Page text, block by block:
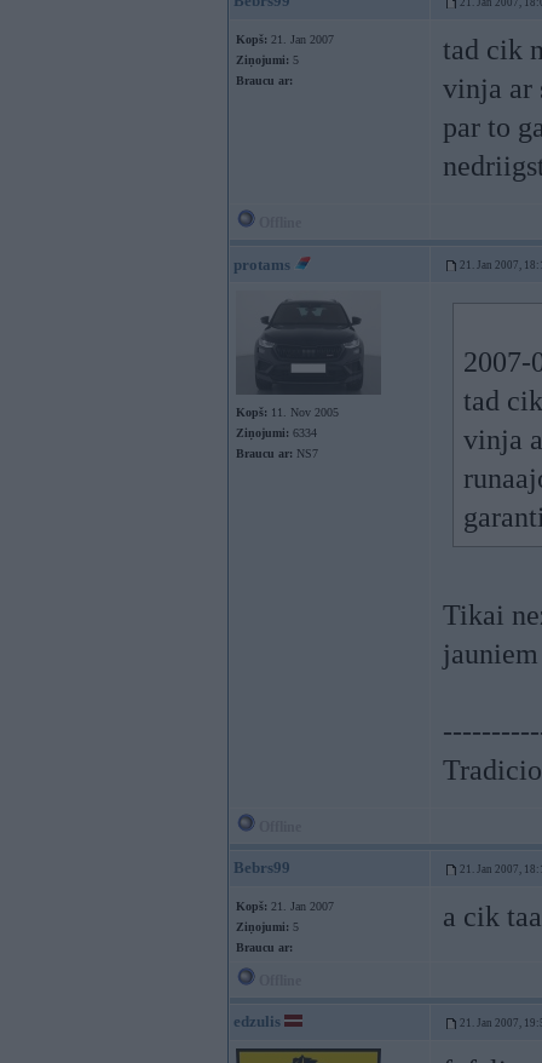
21. Jan 2007,
Kopš: 21. Jan 2007
Ziņojumi: 5
Braucu ar:
tad cik
vinja ar
par to
protams 21. Jan 2007,
Kopš: 11. Nov 2005
Ziņojumi: 6334
Braucu ar: NS7
2007-
tad
vinja
Tikai
Bebrs99 21. Jan 2007,
Kopš: 21. Jan 2007
Ziņojumi: 5
Braucu ar:
a cik
edzulis 21. Jan 2007,